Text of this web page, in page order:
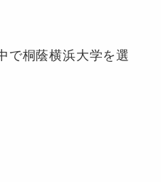
で桐蔭横浜大学を選